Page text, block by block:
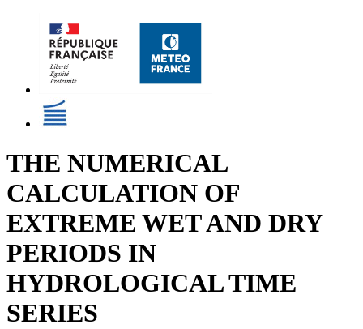
THE NUMERICAL
CALCULATION OF
EXTREME WET AND DRY
PERIODS IN
HYDROLOGICAL TIME
SERIES